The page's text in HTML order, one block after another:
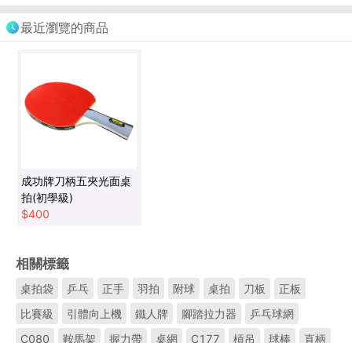
最近瀏覽的商品
成功牌刀柄五夾光面桌
拍(初學級)
$400
相關標籤
桌拍袋 乒乓 正手 羽拍 附球 桌拍 刀板
正板
比賽級
引體向上機 鐵人牌 腳踏拉力器
乒乓球網
C080
鞍馬架 握力帶 桌網 C177 槓吊 球棒 直柄